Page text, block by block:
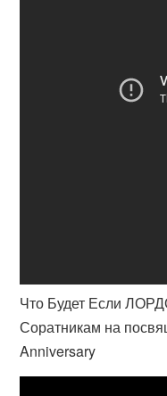
Что Будет Если
Соратникам на
Anniversary